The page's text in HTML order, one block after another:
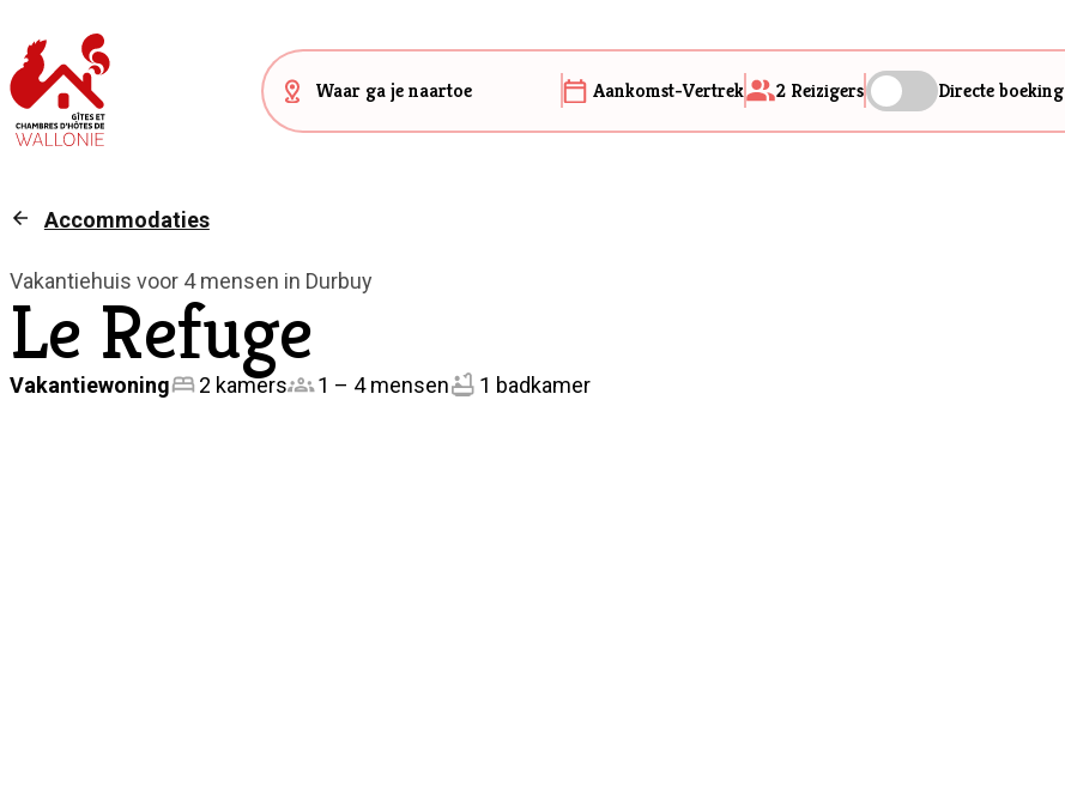
Aankomst-Vertrek 2 Reizigers Directe boeking
Accommodaties
Vakantiehuis voor 4 mensen in Durbuy
Le Refuge
Vakantiewoning 2 kamers 1 – 4 mensen 1 badkamer